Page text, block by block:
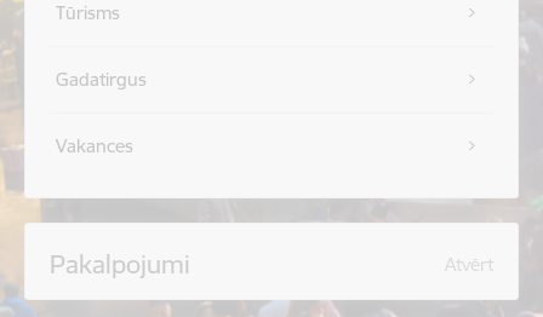
Tūrisms
Gadatirgus
Vakances
Pakalpojumi Atvērt